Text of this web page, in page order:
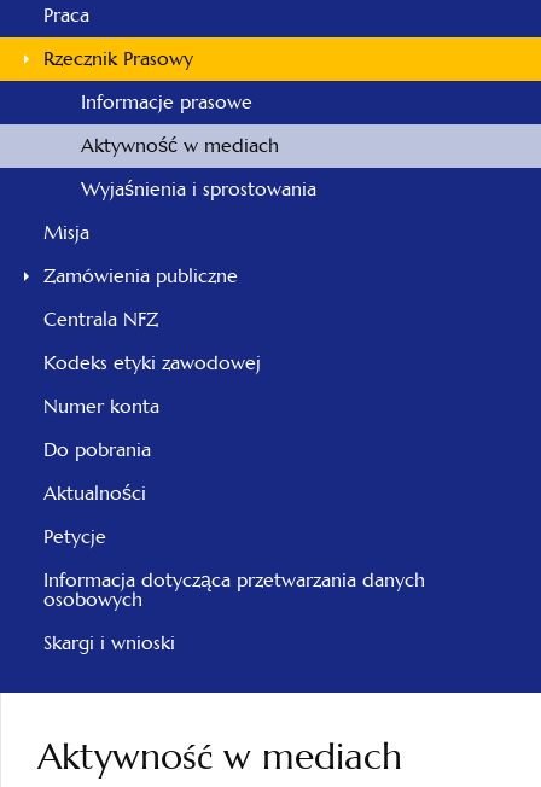
Praca
Rzecznik Prasowy
Informacje prasowe
Aktywność w mediach
Wyjaśnienia i sprostowania
Misja
Zamówienia publiczne
Centrala NFZ
Kodeks etyki zawodowej
Numer konta
Do pobrania
Aktualności
Petycje
Informacja dotycząca przetwarzania danych
osobowych
Skargi i wnioski
Aktywność w mediach